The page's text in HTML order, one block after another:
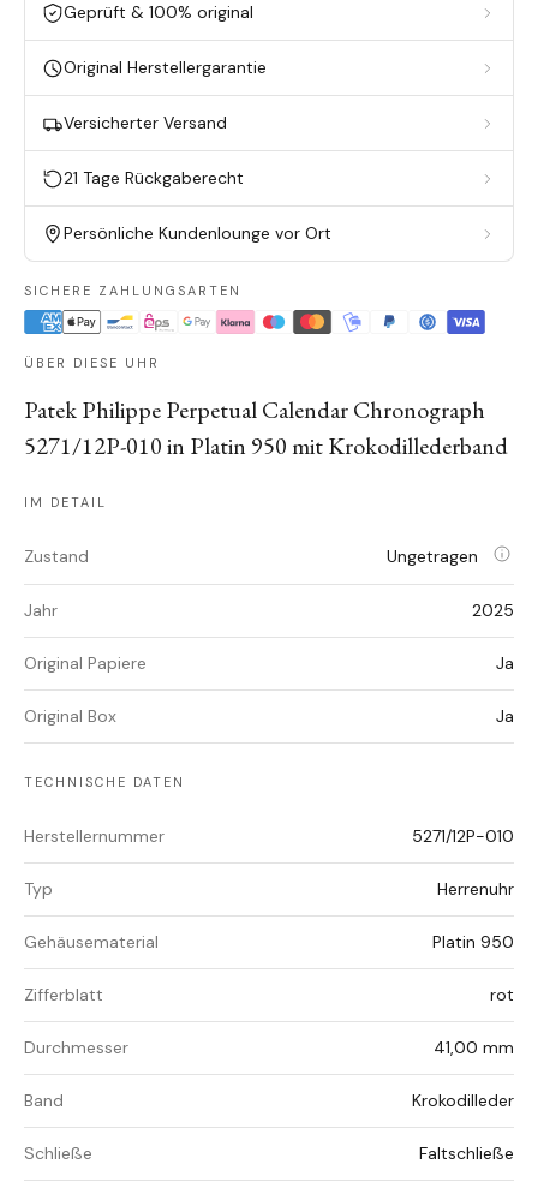
Geprüft & 100% original
Original Herstellergarantie
Versicherter Versand
21 Tage Rückgaberecht
Persönliche Kundenlounge vor Ort
SICHERE ZAHLUNGSARTEN
ÜBER DIESE UHR
Patek Philippe Perpetual Calendar Chronograph
5271/12P-010 in Platin 950 mit Krokodillederband
IM DETAIL
Zustand Ungetragen
Jahr 2025
Original Papiere Ja
Original Box Ja
TECHNISCHE DATEN
Herstellernummer 5271/12P-010
Typ Herrenuhr
Gehäusematerial Platin 950
Zifferblatt rot
Durchmesser 41,00 mm
Band Krokodilleder
Schließe Faltschließe